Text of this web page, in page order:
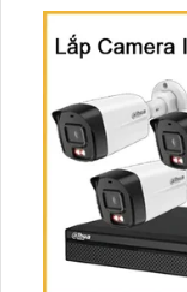
giám sát yêu cầu
thể đàm thoại